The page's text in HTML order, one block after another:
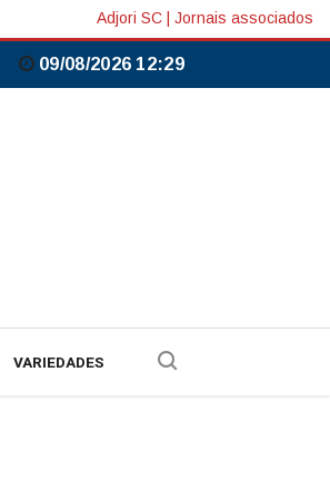
Adjori SC Jornais associados
09/08/2026 12:29
VARIEDADES